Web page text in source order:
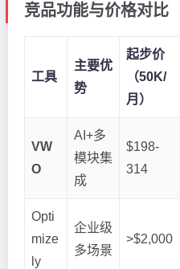
竞品功能与价格对比
工具
主要优
势
起步价
（50K/
月）
VW
O
AI+多
模块集
成
$198-
314
Opti
mize
ly
企业级
多场景
>$2,000